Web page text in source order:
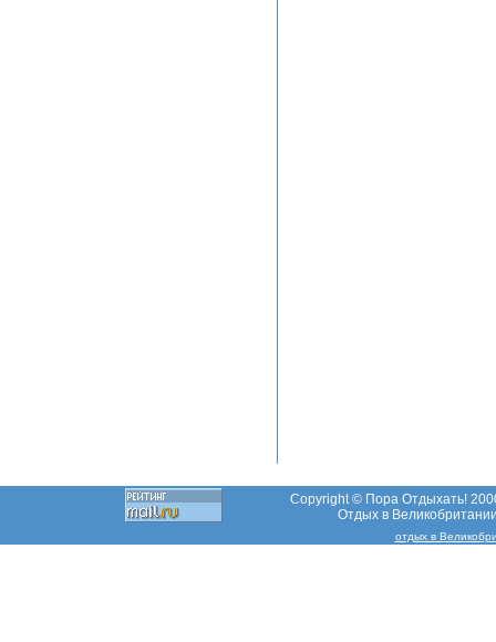
Copyright © Пора Отдыхать!
Отдых в
отдых в